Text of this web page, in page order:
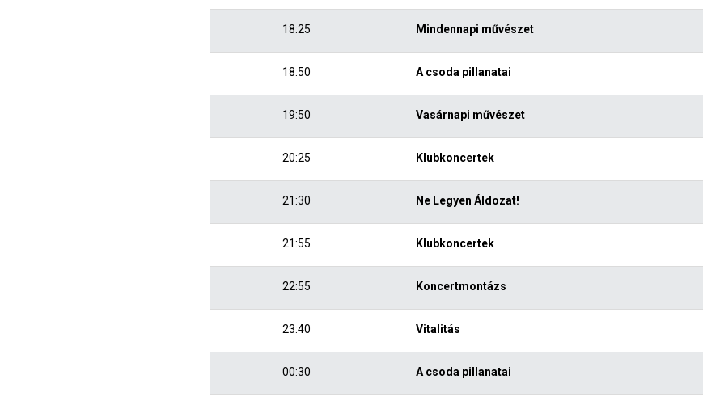
18:25 Mindennapi művészet
18:50 A csoda pillanatai
19:50 Vasárnapi művészet
20:25 Klubkoncertek
21:30 Ne Legyen Áldozat!
21:55 Klubkoncertek
22:55 Koncertmontázs
23:40 Vitalitás
00:30 A csoda pillanatai